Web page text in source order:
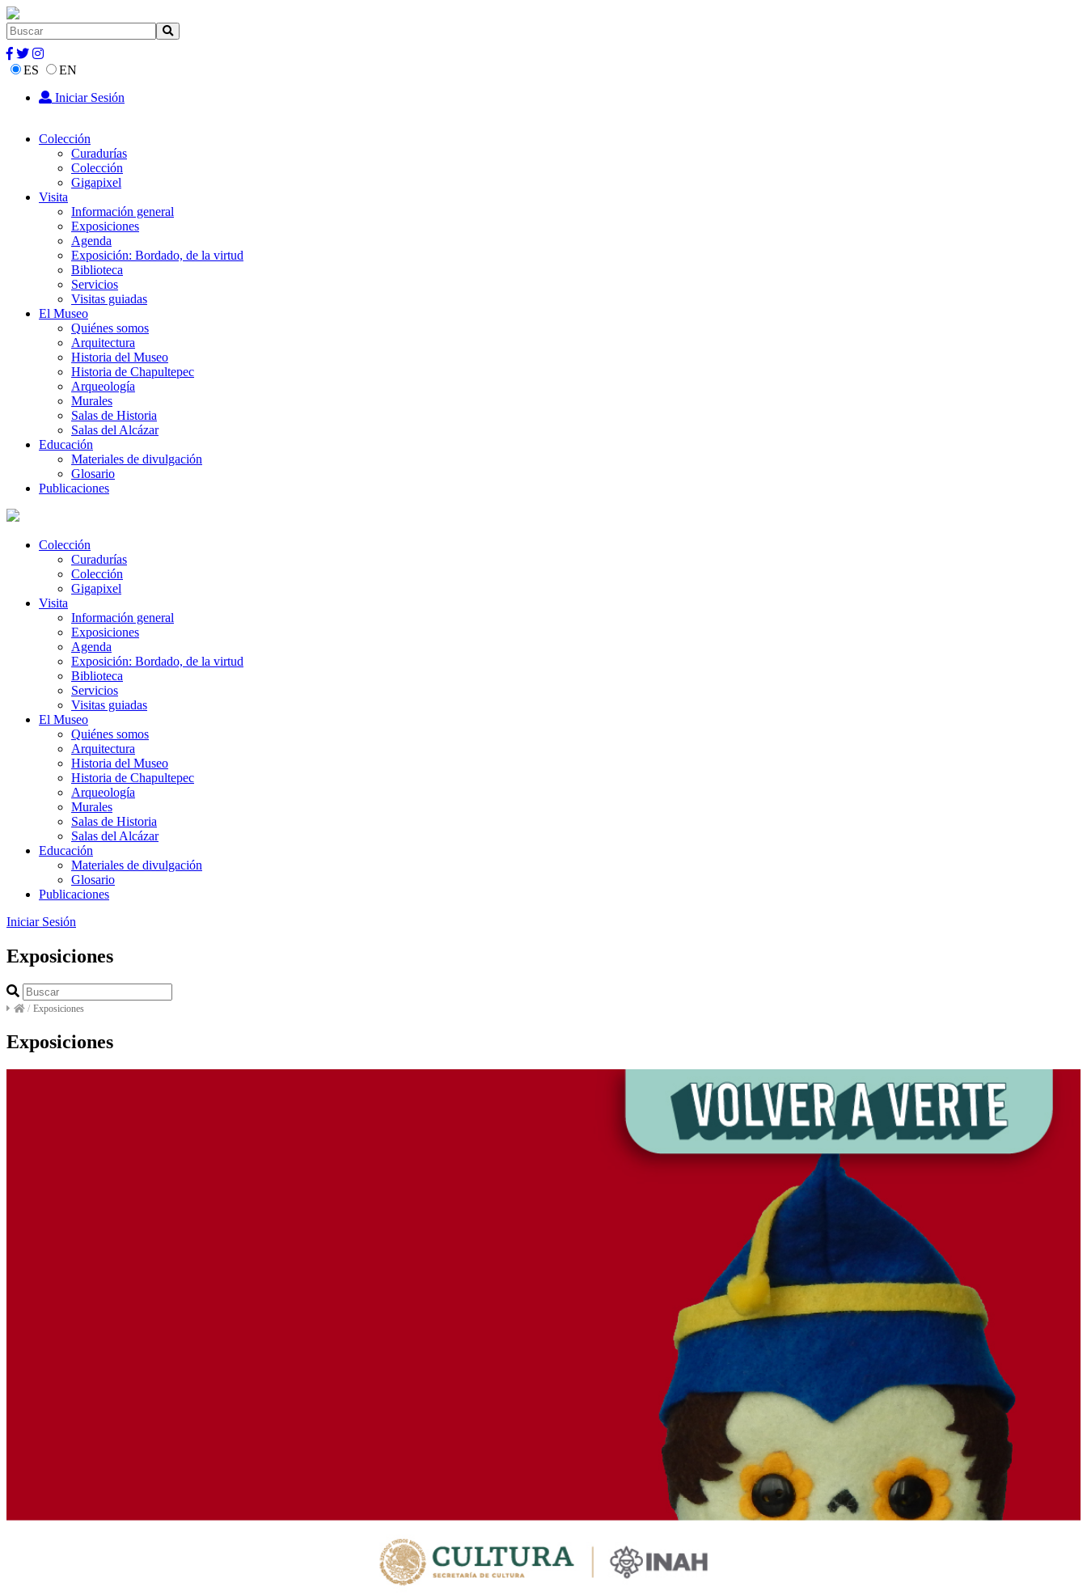
ES
EN
Iniciar Sesión
Colección
Curadurías
Colección
Gigapixel
Visita
Información general
Exposiciones
Agenda
Exposición: Bordado, de la virtud
Biblioteca
Servicios
Visitas guiadas
El Museo
Quiénes somos
Arquitectura
Historia del Museo
Historia de Chapultepec
Arqueología
Murales
Salas de Historia
Salas del Alcázar
Educación
Materiales de divulgación
Glosario
Publicaciones
Colección
Curadurías
Colección
Gigapixel
Visita
Información general
Exposiciones
Agenda
Exposición: Bordado, de la virtud
Biblioteca
Servicios
Visitas guiadas
El Museo
Quiénes somos
Arquitectura
Historia del Museo
Historia de Chapultepec
Arqueología
Murales
Salas de Historia
Salas del Alcázar
Educación
Materiales de divulgación
Glosario
Publicaciones
Iniciar Sesión
Exposiciones
/ Exposiciones
Exposiciones